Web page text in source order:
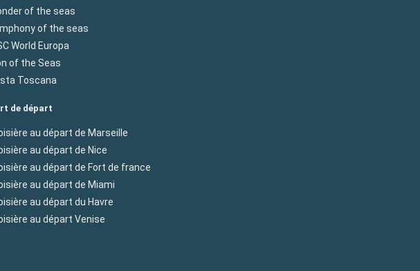
of the seas
of the seas
World Europa
of the Seas
Toscana
de départ
au départ de Marseille
au départ de Nice
au départ de Fort de france
au départ de Miami
au départ du Havre
au départ Venise